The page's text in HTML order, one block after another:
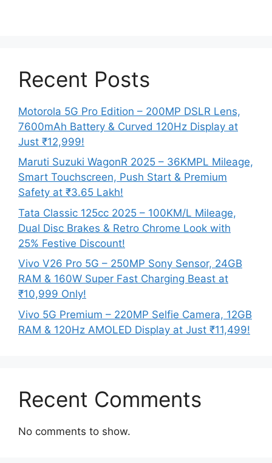
Recent Posts
Motorola 5G Pro Edition – 200MP DSLR Lens,
7600mAh Battery & Curved 120Hz Display at
Just ₹12,999!
Maruti Suzuki WagonR 2025 – 36KMPL Mileage,
Smart Touchscreen, Push Start & Premium
Safety at ₹3.65 Lakh!
Tata Classic 125cc 2025 – 100KM/L Mileage,
Dual Disc Brakes & Retro Chrome Look with
25% Festive Discount!
Vivo V26 Pro 5G – 250MP Sony Sensor, 24GB
RAM & 160W Super Fast Charging Beast at
₹10,999 Only!
Vivo 5G Premium – 220MP Selfie Camera, 12GB
RAM & 120Hz AMOLED Display at Just ₹11,499!
Recent Comments
No comments to show.